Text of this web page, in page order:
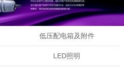
低压配电箱及附件
LED照明